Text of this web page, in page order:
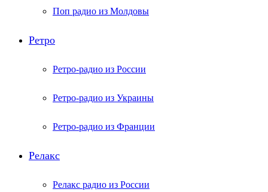
Поп радио из Молдовы
Ретро
Ретро-радио из России
Ретро-радио из Украины
Ретро-радио из Франции
Релакс
Релакс радио из России